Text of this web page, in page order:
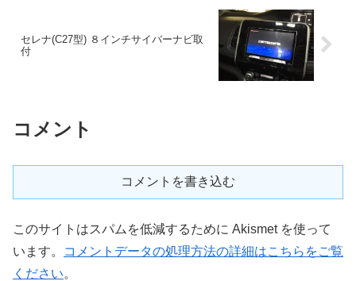
セレナ(C27型) ８インチサイバーナビ取
付
コメント
コメントを書き込む
このサイトはスパムを低減するために Akismet を使って
います。
コメントデータの処理方法の詳細はこちらをご覧
ください。